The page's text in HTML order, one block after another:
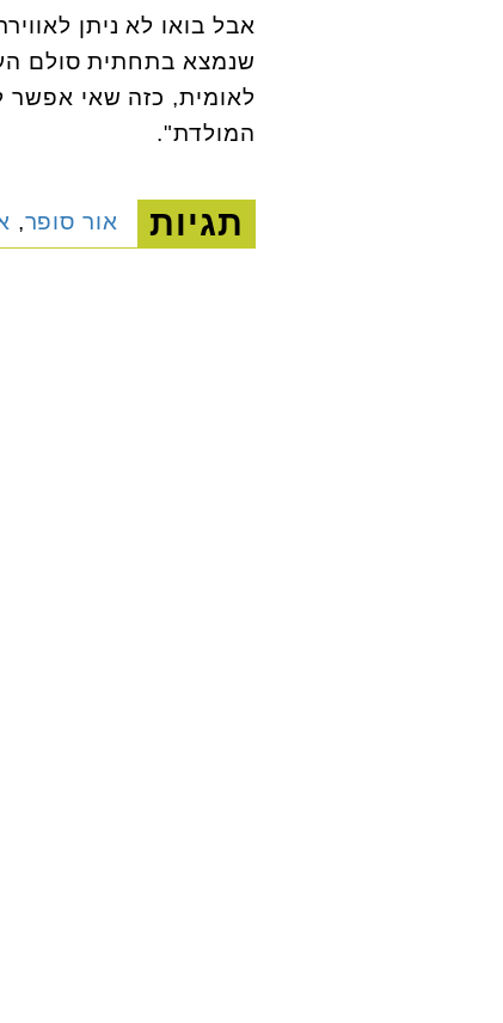
אבל בואו לא ניתן
שנמצא בתחתית סולם
לאומית, כזה שאי אפשר
המולדת".
תגיות אור סופר,